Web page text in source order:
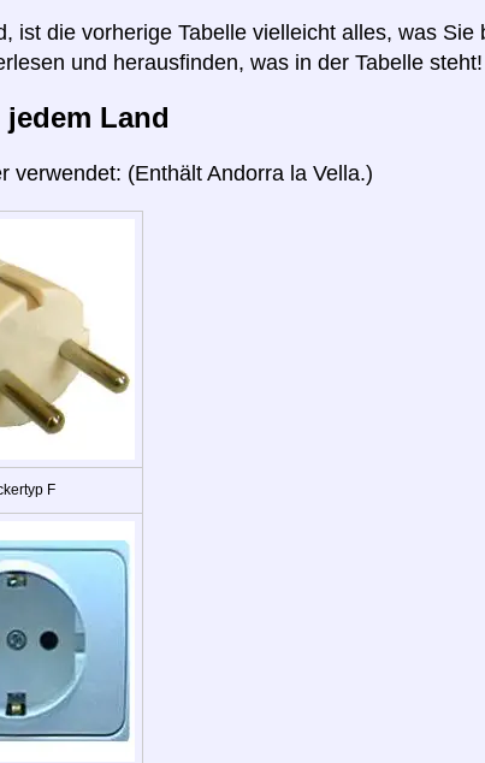
ist die vorherige Tabelle vielleicht alles, was Sie
und herausfinden, was in der Tabelle steht!
Land
verwendet: (Enthält Andorra la Vella.)
F